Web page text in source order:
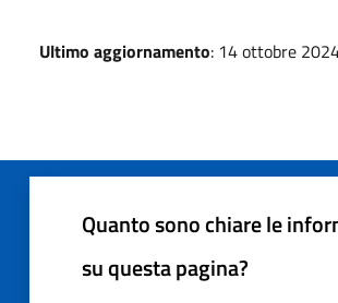
Ultimo aggiornamento: 14 ottobre
Quanto sono chiare le
su questa pagina?